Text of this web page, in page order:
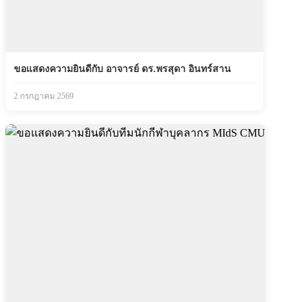
ขอแสดงความยินดีกับ อาจารย์ ดร.พรสุดา อินทร์สาน
2 กรกฎาคม 2569